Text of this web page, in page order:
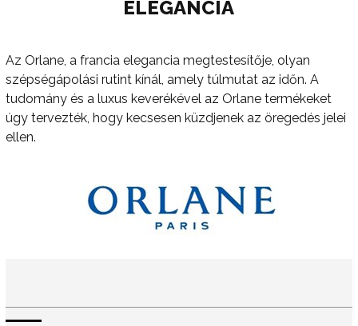
ELEGANCIA
Az Orlane, a francia elegancia megtestesítője, olyan
szépségápolási rutint kínál, amely túlmutat az időn. A
tudomány és a luxus keverékével az Orlane termékeket
úgy tervezték, hogy kecsesen küzdjenek az öregedés jelei
ellen.